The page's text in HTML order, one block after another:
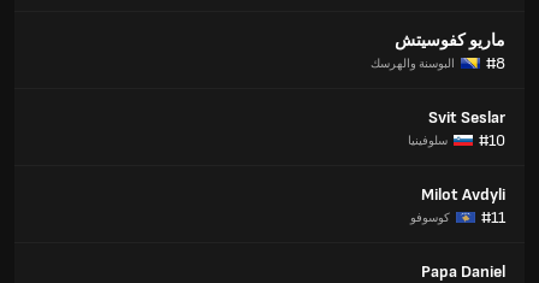
ماريو كفوسيتش
#8
البوسنة والهرسك
Svit Seslar
#10
سلوفينيا
Milot Avdyli
#11
كوسوفو
Papa Daniel